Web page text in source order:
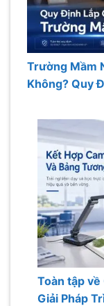
Trường Mầm
Không? Quy
Toàn tập về
Giải Pháp